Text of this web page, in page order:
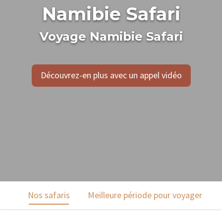
Namibie Safari
Voyage Namibie Safari
Découvrez-en plus avec un appel vidéo
Nos safaris Meilleure période pour voyager